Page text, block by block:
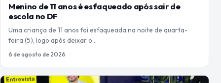
Menino de 11 anos é esfaqueado após sair de
escola no DF
Uma criança de 11 anos foi esfaqueada na noite de quarta-
feira (5), logo após deixar o…
6 de agosto de 2026